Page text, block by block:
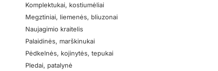
Komplektukai, kostiumėliai
Megztiniai, liemenės, bliuzonai
Naujagimio kraitelis
Palaidinės, marškinukai
Pėdkelnės, kojinytės, tepukai
Pledai, patalynė